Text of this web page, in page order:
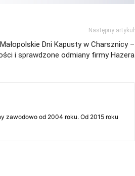
Następny artykuł
Małopolskie Dni Kapusty w Charsznicy –
i sprawdzone odmiany firmy Hazera
zawodowo od 2004 roku. Od 2015 roku